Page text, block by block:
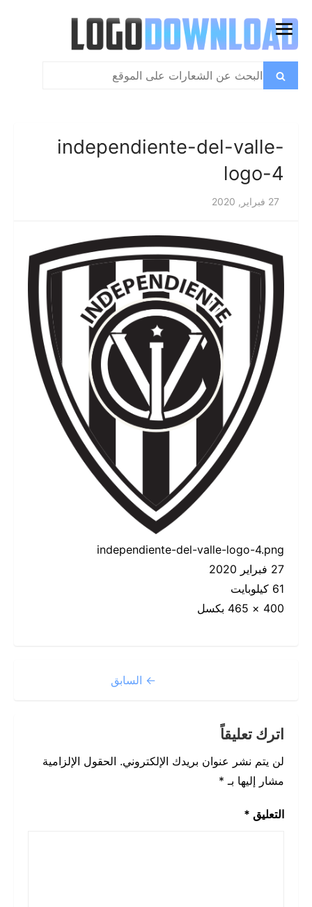
إلى
المحتوى
فتح
بحث
عن:
بحث
independiente-del-valle-
logo-4
27 فبراير, 2020
independiente-del-valle-logo-4.png
27 فبراير 2020
61 كيلوبايت
400 × 465 بكسل
← السابق
اترك تعليقاً
لن يتم نشر عنوان بريدك الإلكتروني. الحقول الإلزامية
مشار إليها بـ *
التعليق *